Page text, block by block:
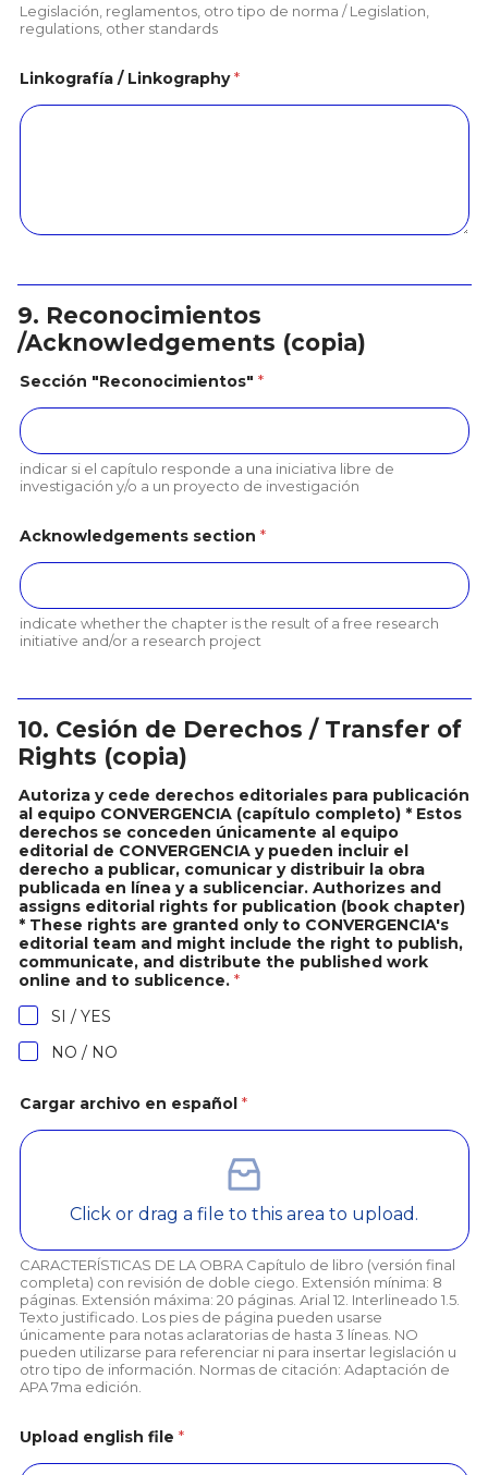
Legislación, reglamentos, otro tipo de norma / Legislation,
regulations, other standards
Linkografía / Linkography*
s
t
a
d
o
P
r
o
c
e
i
g
t
t
l
9. Reconocimientos
/Acknowledgements (copia)
Sección "Reconocimientos" *
indicar si el capítulo responde a una iniciativa libre de
investigación y/o a un proyecto de investigación
Acknowledgements section *
indicate whether the chapter is the result of a free research
initiative and/or a research project
10. Cesión de Derechos / Transfer of
Rights (copia)
Autoriza y cede derechos editoriales para publicación
al equipo CONVERGENCIA (capítulo completo) * Estos
derechos se conceden únicamente al equipo
editorial de CONVERGENCIA y pueden incluir el
derecho a publicar, comunicar y distribuir la obra
publicada en línea y a sublicenciar. Authorizes and
assigns editorial rights for publication (book chapter)
* These rights are granted only to CONVERGENCIA's
editorial team and might include the right to publish,
communicate, and distribute the published work
online and to sublicence. *
SI / YES
NO / NO
Cargar archivo en español *
Click or drag a file to this area to upload.
CARACTERÍSTICAS DE LA OBRA Capítulo de libro (versión final
completa) con revisión de doble ciego. Extensión mínima: 8
páginas. Extensión máxima: 20 páginas. Arial 12. Interlineado 1.5.
Texto justificado. Los pies de página pueden usarse
únicamente para notas aclaratorias de hasta 3 líneas. NO
pueden utilizarse para referenciar ni para insertar legislación u
otro tipo de información. Normas de citación: Adaptación de
APA 7ma edición.
Upload english file *